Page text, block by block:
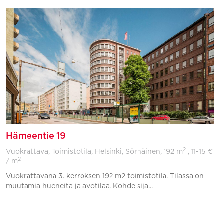
Hämeentie 19
Vuokrattava, Toimistotila, Helsinki, Sörnäinen, 192 m 2 , 11-15 €
/ m 2
Vuokrattavana 3. kerroksen 192 m2 toimistotila. Tilassa on
muutamia huoneita ja avotilaa. Kohde sija...